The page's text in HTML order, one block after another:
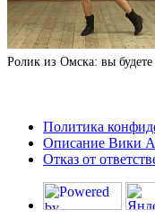
Ролик из Омска: вы будете
Политика
Описание Вики
Отказ от